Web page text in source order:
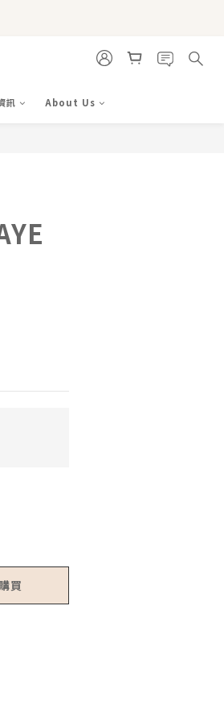
訊 About Us
買